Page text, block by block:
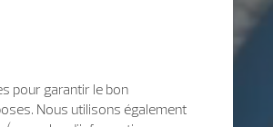
pour garantir le bon
Nous utilisons également